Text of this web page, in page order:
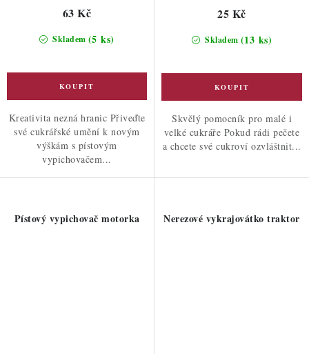
Skladem (5 ks)
63 Kč
Kreativita nezná hranic Přiveďte
své cukrářské umění k novým
výškám s pístovým
vypichovačem...
Skladem (13 ks)
25 Kč
Skvělý pomocník pro malé i
velké cukráře Pokud rádi pečete
a chcete své cukroví ozvláštnit...
Pístový vypichovač motorka Nerezové vykrajovátko traktor